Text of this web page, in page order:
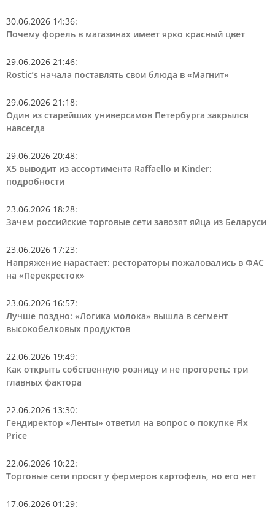
30.06.2026 14:36:
Почему форель в магазинах имеет ярко красный цвет
29.06.2026 21:46:
Rostic’s начала поставлять свои блюда в «Магнит»
29.06.2026 21:18:
Один из старейших универсамов Петербурга закрылся
навсегда
29.06.2026 20:48:
Х5 выводит из ассортимента Raffaello и Kinder:
подробности
23.06.2026 18:28:
Зачем российские торговые сети завозят яйца из Беларуси
23.06.2026 17:23:
Напряжение нарастает: рестораторы пожаловались в ФАС
на «Перекресток»
23.06.2026 16:57:
Лучше поздно: «Логика молока» вышла в сегмент
высокобелковых продуктов
22.06.2026 19:49:
Как открыть собственную розницу и не прогореть: три
главных фактора
22.06.2026 13:30:
Гендиректор «Ленты» ответил на вопрос о покупке Fix
Price
22.06.2026 10:22:
Торговые сети просят у фермеров картофель, но его нет
17.06.2026 01:29: